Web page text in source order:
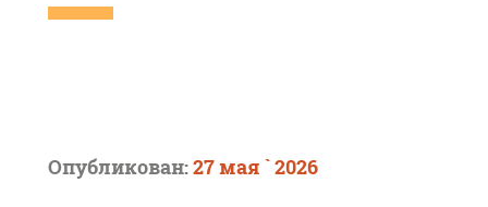
Опубликован:27 мая ` 2026